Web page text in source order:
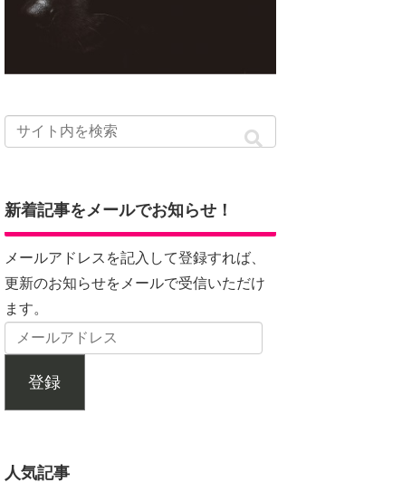
新着記事をメールでお知らせ！
メールアドレスを記入して登録すれば、
更新のお知らせをメールで受信いただけ
ます。
登録
人気記事